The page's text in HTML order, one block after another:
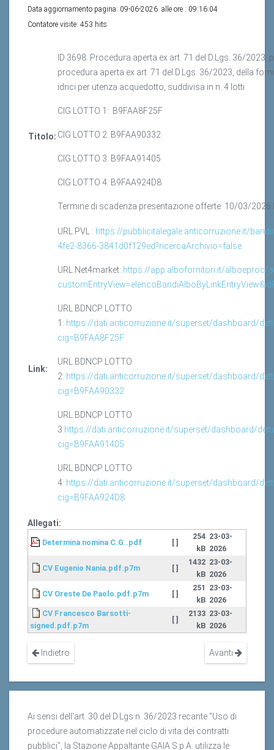
Data aggiornamento pagina: 09-06-2026 alle ore : 09:16:04
Contatore visite: 453 hits
Titolo:
ID 3698. Procedura aperta ex art. 71 del D.Lgs. 36/2023,
procedura aperta ex art. 71 del D.Lgs. 36/2023, della
idrici per utenza acquedotto, suddivisa in n. 4 lotti
CIG LOTTO 1: B9FAA8F25F
CIG LOTTO 2: B9FAA90332
CIG LOTTO 3: B9FAA91405
CIG LOTTO 4: B9FAA924D8
Termine di scadenza presentazione offerte: 10/03/2026
Link:
URL PVL : https://pubblicitalegale.anticorruzione.it/
4fe2-8366-3841d0f129ed?ricercaArchivio=false
URL Net4market: https://app.albofornitori.it/alboeproc/
URL BDNCP LOTTO
1: https://dati.anticorruzione.it/superset/dashboard/
cig=B9FAA8F25F
URL BDNCP LOTTO
2: https://dati.anticorruzione.it/superset/dashboard/
cig=B9FAA90332
URL BDNCP LOTTO
3:https://dati.anticorruzione.it/superset/dashboard/
cig=B9FAA91405
URL BDNCP LOTTO
4: https://dati.anticorruzione.it/superset/dashboard/
cig=B9FAA924D8
Allegati:
Determina nomina C.G..pdf [ ]
254
kB
23-03-
2026
CV Eugenio Nania.pdf.p7m [ ]
1432
kB
23-03-
2026
CV Oreste De Paolo.pdf.p7m [ ]
251
kB
23-03-
2026
CV Francesco Barsotti-
signed.pdf.p7m
[ ]
2133
kB
23-03-
2026
Indietro Avanti
Ai sensi dell'art. 30 del D.Lgs n. 36/2023 recante "Uso di
procedure automatizzate nel ciclo di vita dei contratti
pubblici", la Stazione Appaltante GAIA S.p.A. utilizza le